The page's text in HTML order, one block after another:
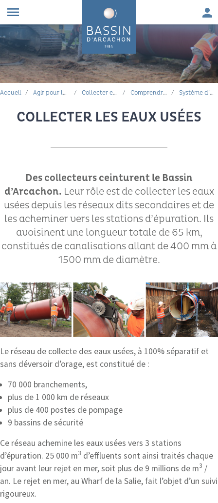
menu
FIL D'ARIANE
Accueil Agir pour la qualité de l'eau Collecter et traiter les eaux usées Comprendre nos systèmes d'assainissement Système d’assainissement des 10 communes riveraines du Bassin d’Arcachon
COLLECTER LES EAUX USÉES
Des collecteurs ceinturent le Bassin
d’Arcachon. Leur rôle est de collecter les eaux
usées depuis les réseaux dits secondaires et de
les acheminer vers les stations d’épuration. Ils
avoisinent une longueur totale de 65 km,
constitués de canalisations allant de 400 mm à
1500 mm de diamètre.
Le réseau de collecte des eaux usées, à 100% séparatif et
sans déversoir d’orage, est constitué de :
70 000 branchements,
plus de 1 000 km de réseaux
plus de 400 postes de pompage
9 bassins de sécurité
Ce réseau achemine les eaux usées vers 3 stations
d’épuration. 25 000 m3 d’effluents sont ainsi traités chaque
jour avant leur rejet en mer, soit plus de 9 millions de m3 /
an. Le rejet en mer, au Wharf de la Salie, fait l’objet d’un suivi
rigoureux.